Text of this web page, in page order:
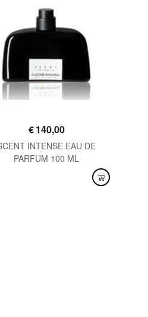
€140,00
INTENSE EAU DE
PARFUM 100 ML